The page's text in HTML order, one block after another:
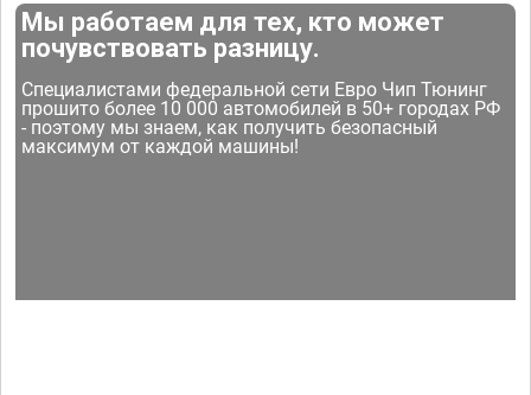
Мы работаем для тех, кто может
почувствовать разницу.
Специалистами федеральной сети Евро Чип Тюнинг
прошито более 10 000 автомобилей в 50+ городах РФ
- поэтому мы знаем, как получить безопасный
максимум от каждой машины!